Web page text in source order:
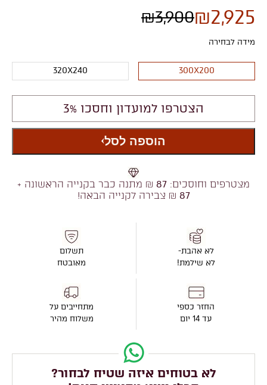
₪3,900₪2,925
מידה לבחירה
300X200
320X240
הצטרפו למועדון וחסכו 3%
הוספה לסל
מצטרפים וחוסכים: 87 ₪ מתנה כבר בקנייה הראשונה +
87 ₪ צבירה לקנייה הבאה!
לא אהבת-
לא שילמת!
החזר כספי
עד 14 יום
תשלום
מאובטח
מתחייבים על
משלוח מהיר
לא בטוחים איזה שטיח לבחור?